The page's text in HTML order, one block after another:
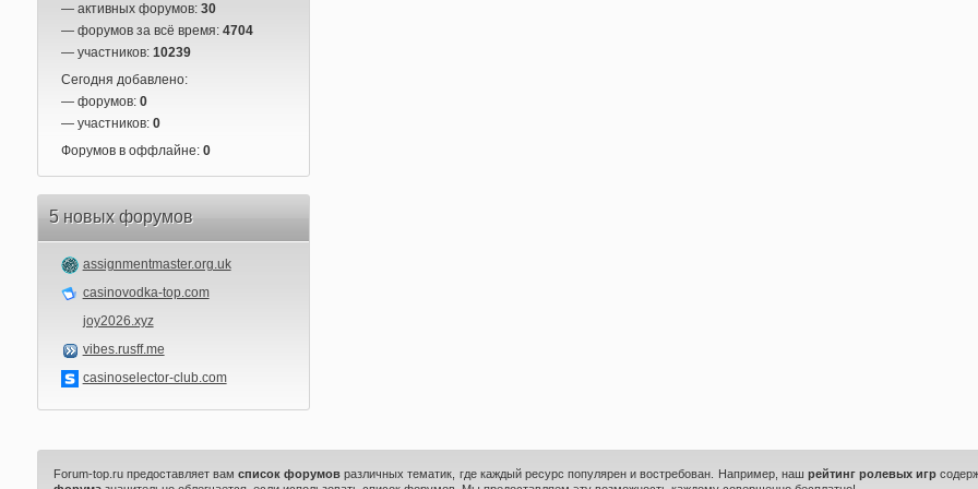
— активных форумов: 30
— форумов за всё время: 4704
— участников: 10239
Сегодня добавлено:
— форумов: 0
— участников: 0
Форумов в оффлайне: 0
5 новых форумов
assignmentmaster.org.uk
casinovodka-top.com
joy2026.xyz
vibes.rusff.me
casinoselector-club.com
Forum-top.ru предоставляет вамсписок форумов различных тематик, где каждый ресурс популярен и востребован. Например, наш рейтинг ролевых игр